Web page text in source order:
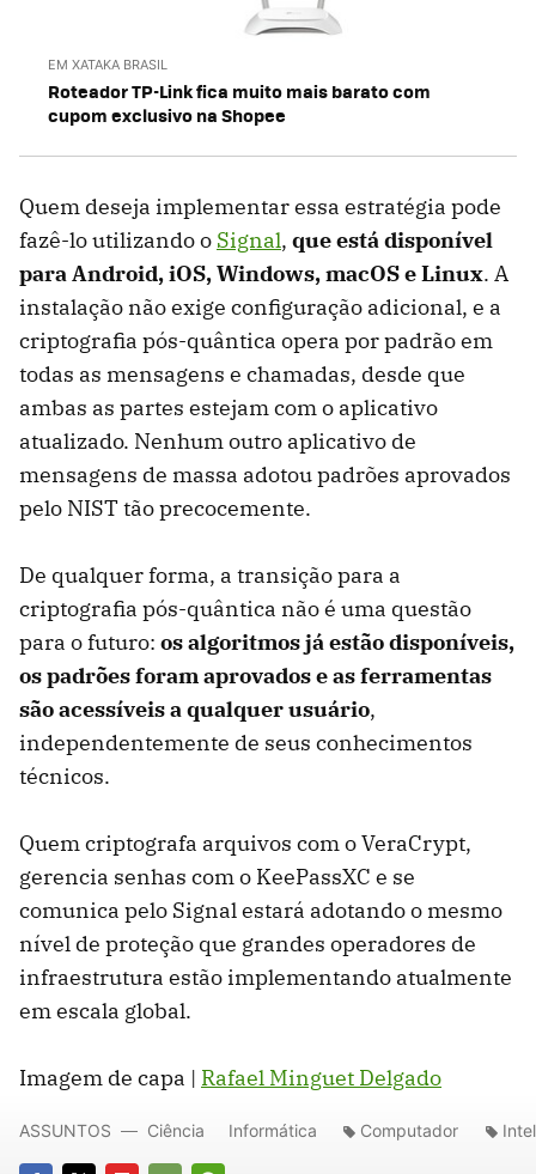
EM XATAKA BRASIL
Roteador TP-Link fica muito mais barato com
cupom exclusivo na Shopee
Quem deseja implementar essa estratégia pode
fazê-lo utilizando o Signal, que está disponível
para Android, iOS, Windows, macOS e Linux. A
instalação não exige configuração adicional, e a
criptografia pós-quântica opera por padrão em
todas as mensagens e chamadas, desde que
ambas as partes estejam com o aplicativo
atualizado. Nenhum outro aplicativo de
mensagens de massa adotou padrões aprovados
pelo NIST tão precocemente.
De qualquer forma, a transição para a
criptografia pós-quântica não é uma questão
para o futuro: os algoritmos já estão disponíveis,
os padrões foram aprovados e as ferramentas
são acessíveis a qualquer usuário,
independentemente de seus conhecimentos
técnicos.
Quem criptografa arquivos com o VeraCrypt,
gerencia senhas com o KeePassXC e se
comunica pelo Signal estará adotando o mesmo
nível de proteção que grandes operadores de
infraestrutura estão implementando atualmente
em escala global.
Imagem de capa | Rafael Minguet Delgado
ASSUNTOS Ciência Informática Computador